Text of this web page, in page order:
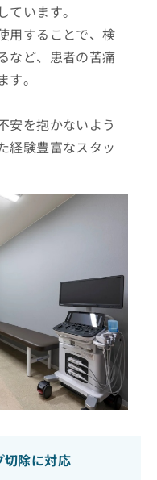
います。
用することで、検
など、患者の苦痛
。
安を抱かないよう
経験豊富なスタッ
切除に対応